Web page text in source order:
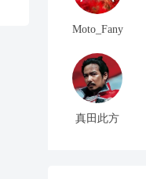
Moto_Fany
真田此方